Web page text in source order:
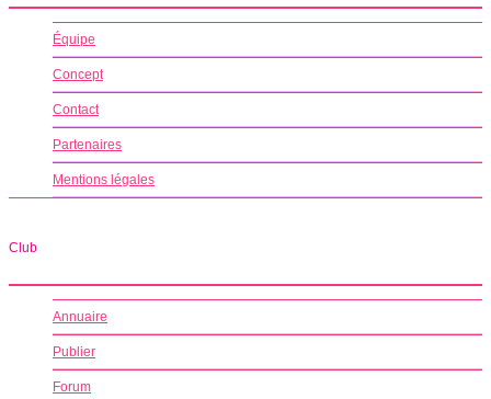
Équipe
Concept
Contact
Partenaires
Mentions légales
Club
Annuaire
Publier
Forum